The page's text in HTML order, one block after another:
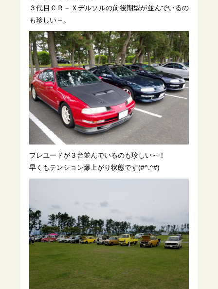
３代目ＣＲ－Ｘデルソルの前後期型が並んでいるの
も珍しい～。
プレユードが３台並んでいるのも珍しい～！
早くもテンション爆上がり状態です(#^.^#)